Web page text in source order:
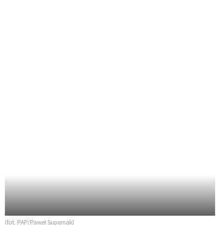
(fot. PAP/Paweł Supernak)